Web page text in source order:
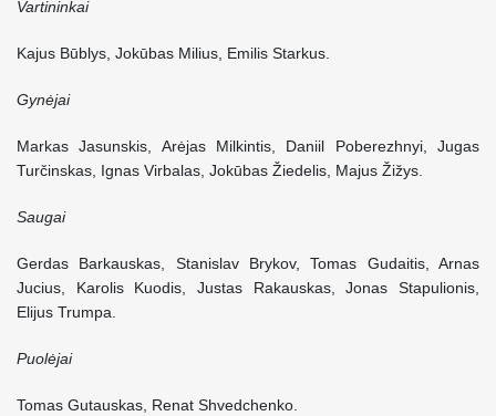
Vartininkai
Kajus Būblys, Jokūbas Milius, Emilis Starkus.
Gynėjai
Markas Jasunskis, Arėjas Milkintis, Daniil Poberezhnyi, Jugas
Turčinskas, Ignas Virbalas, Jokūbas Žiedelis, Majus Žižys.
Saugai
Gerdas Barkauskas, Stanislav Brykov, Tomas Gudaitis, Arnas
Jucius, Karolis Kuodis, Justas Rakauskas, Jonas Stapulionis,
Elijus Trumpa.
Puolėjai
Tomas Gutauskas, Renat Shvedchenko.